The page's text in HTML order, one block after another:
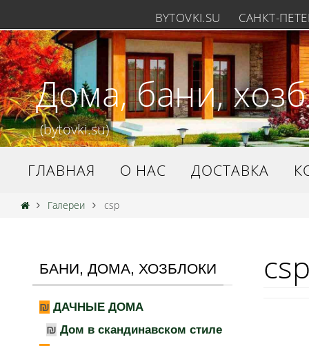
BYTOVKI.SU САНКТ-
Дома, бани,
(bytovki.su)
ГЛАВНАЯ О НАС ДОСТАВКА
Галереи csp
БАНИ, ДОМА, ХОЗБЛОКИ
ДАЧНЫЕ ДОМА
Дом в скандинавском стиле